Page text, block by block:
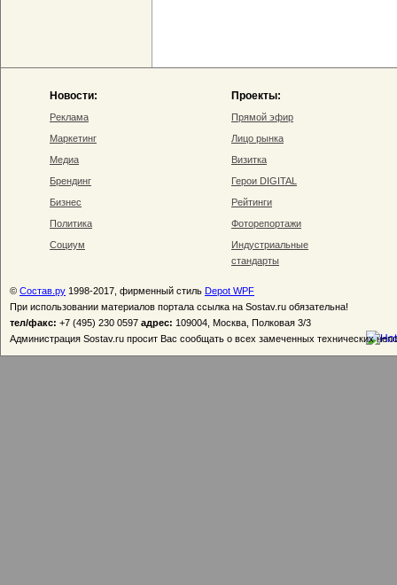
Новости:
Реклама
Маркетинг
Медиа
Брендинг
Бизнес
Политика
Социум
Проекты:
Прямой эфир
Лицо рынка
Визитка
Герои DIGITAL
Рейтинги
Фоторепортажи
Индустриальные
стандарты
© Состав.ру 1998-2017, фирменный стиль Depot WPF
При использовании материалов портала ссылка на Sostav.ru обязательна!
тел/факс: +7 (495) 230 0597 адрес: 109004, Москва, Полковая 3/3
Администрация Sostav.ru просит Вас сообщать о всех замеченных технических